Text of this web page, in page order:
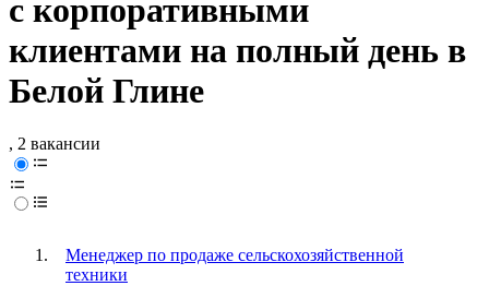
с корпоративными
клиентами на полный день в
Белой Глине
, 2 вакансии
Менеджер по продаже сельскохозяйственной
техники